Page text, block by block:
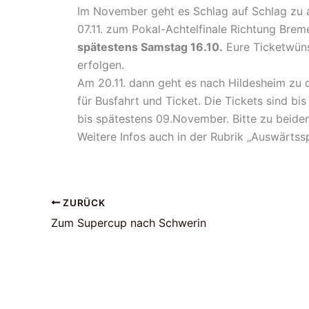
Im November geht es Schlag auf Schlag zu
07.11. zum Pokal-Achtelfinale Richtung
spätestens Samstag 16.10. Eure
erfolgen.
Am 20.11. dann geht es nach Hildesheim
für Busfahrt und Ticket. Die Tickets sind
bis spätestens 09.November. Bitte zu
Weitere Infos auch in der Rubrik
ZURÜCK
Zum Supercup nach Schwerin